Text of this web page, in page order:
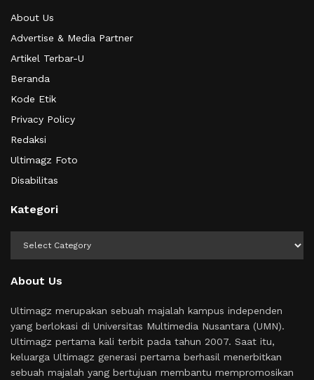
About Us
Advertise & Media Partner
Artikel Terbar-U
Beranda
Kode Etik
Privacy Policy
Redaksi
Ultimagz Foto
Disabilitas
Kategori
About Us
Ultimagz merupakan sebuah majalah kampus independen
yang berlokasi di Universitas Multimedia Nusantara (UMN).
Ultimagz pertama kali terbit pada tahun 2007. Saat itu,
keluarga Ultimagz generasi pertama berhasil menerbitkan
sebuah majalah yang bertujuan membantu mempromosikan